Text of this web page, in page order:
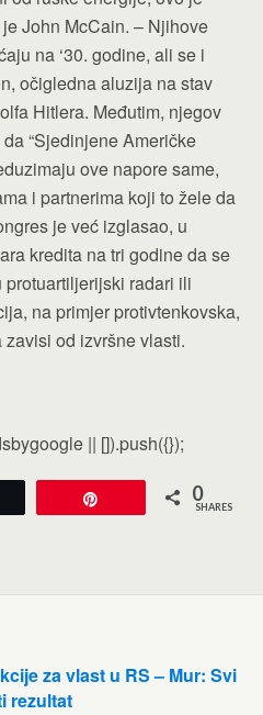
John McCain. – Njihove
na ‘30. godine, ali se i
očigledna aluzija na stav
Hitlera. Međutim, njegov
“Sjedinjene Američke
ove napore same,
i partnerima koji to žele da
je već izglasao, u
kredita na tri godine da se
radari ili
na primjer protivtenkovska,
od izvršne vlasti.
|| []).push({});
0
SHARES
za vlast u RS – Mur: Svi
rezultat